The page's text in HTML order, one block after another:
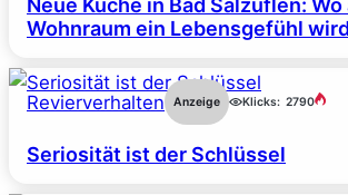
Neue Küche in Bad Salzuflen: Wo
Wohnraum ein Lebensgefühl wird
Revierverhalten Anzeige Klicks: 2790
Seriosität ist der Schlüssel